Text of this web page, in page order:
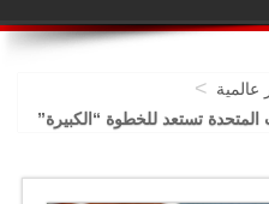
عالمية >
تستعد للخطوة “الكبيرة”